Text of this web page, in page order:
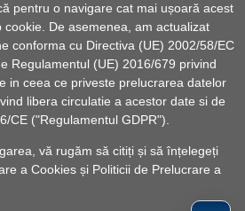
pentru o navigare cat mai ușoară acest
De asemenea, am actualizat
conforma cu Directiva (UE) 2002/58/EC
Regulamentul (UE) 2016/679 privind
in ceea ce priveste prelucrarea datelor
libera circulatie a acestor date si de
CE ("Regulamentul GDPR").
vă rugăm să citiți și să înțelegeți
a Cookies și Politicii de Prelucrare a